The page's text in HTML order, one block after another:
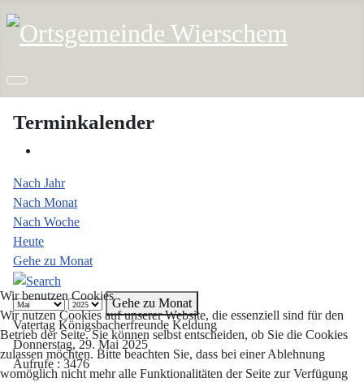
Terminkalender
Nach Jahr
Nach Monat
Nach Woche
Heute
Gehe zu Monat
Gehe zu Monat
Vatertag Königsbacherfreunde Keldung
Donnerstag, 29. Mai 2025
Aufrufe : 3476
Wir benutzen Cookies
Wir nutzen Cookies auf unserer Website, die essenziell sind für den
Betrieb der Seite. Sie können selbst entscheiden, ob Sie die Cookies
zulassen möchten. Bitte beachten Sie, dass bei einer Ablehnung
womöglich nicht mehr alle Funktionalitäten der Seite zur Verfügung